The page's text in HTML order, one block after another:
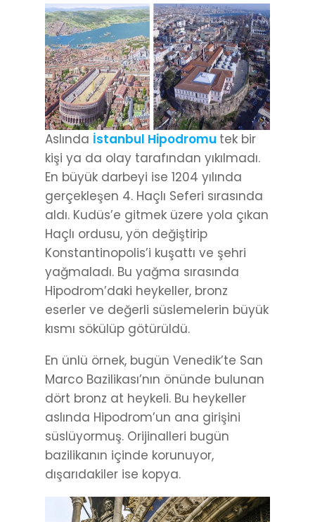
Aslında İstanbul Hipodromu tek bir
kişi ya da olay tarafından yıkılmadı.
En büyük darbeyi ise 1204 yılında
gerçekleşen 4. Haçlı Seferi sırasında
aldı. Kudüs’e gitmek üzere yola çıkan
Haçlı ordusu, yön değiştirip
Konstantinopolis’i kuşattı ve şehri
yağmaladı. Bu yağma sırasında
Hipodrom’daki heykeller, bronz
eserler ve değerli süslemelerin büyük
kısmı sökülüp götürüldü.
En ünlü örnek, bugün Venedik’te San
Marco Bazilikası’nın önünde bulunan
dört bronz at heykeli. Bu heykeller
aslında Hipodrom’un ana girişini
süslüyormuş. Orijinalleri bugün
bazilikanın içinde korunuyor,
dışarıdakiler ise kopya.